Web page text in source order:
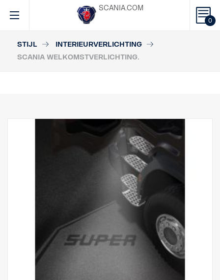
0
SCANIA.COM
STIJL
INTERIEURVERLICHTING
SCANIA WELKOMSTVERLICHTING.